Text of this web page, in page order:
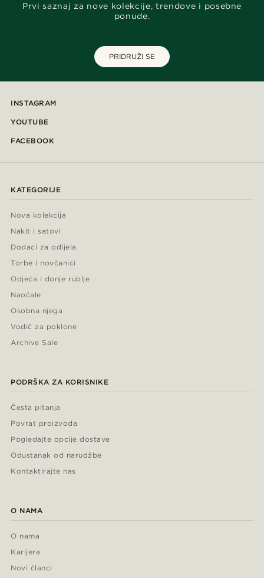
Prvi saznaj za nove kolekcije, trendove i posebne
ponude.
PRIDRUŽI SE
INSTAGRAM
YOUTUBE
FACEBOOK
KATEGORIJE
Nova kolekcija
Nakit i satovi
Dodaci za odijela
Torbe i novčanici
Odjeća i donje rublje
Naočale
Osobna njega
Vodič za poklone
Archive Sale
PODRŠKA ZA KORISNIKE
Česta pitanja
Povrat proizvoda
Pogledajte opcije dostave
Odustanak od narudžbe
Kontaktirajte nas
O NAMA
O nama
Karijera
Novi članci